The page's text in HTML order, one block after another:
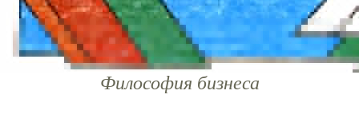
Философия бизнеса